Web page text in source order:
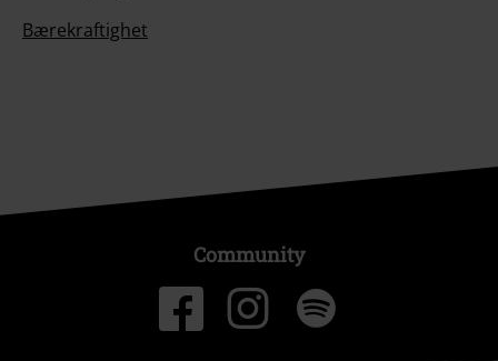
Bærekraftighet
Community